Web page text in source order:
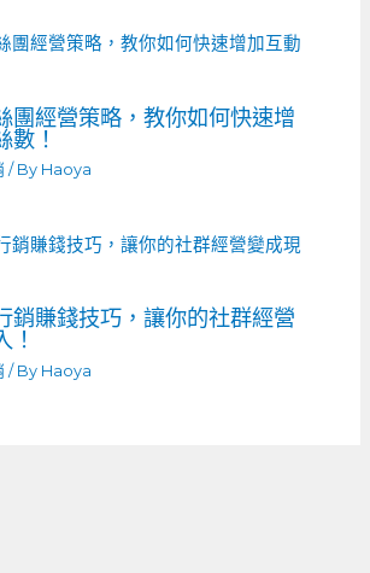
團經營策略，教你如何快速增
數！
/ By Haoya
銷賺錢技巧，讓你的社群經營
！
/ By Haoya